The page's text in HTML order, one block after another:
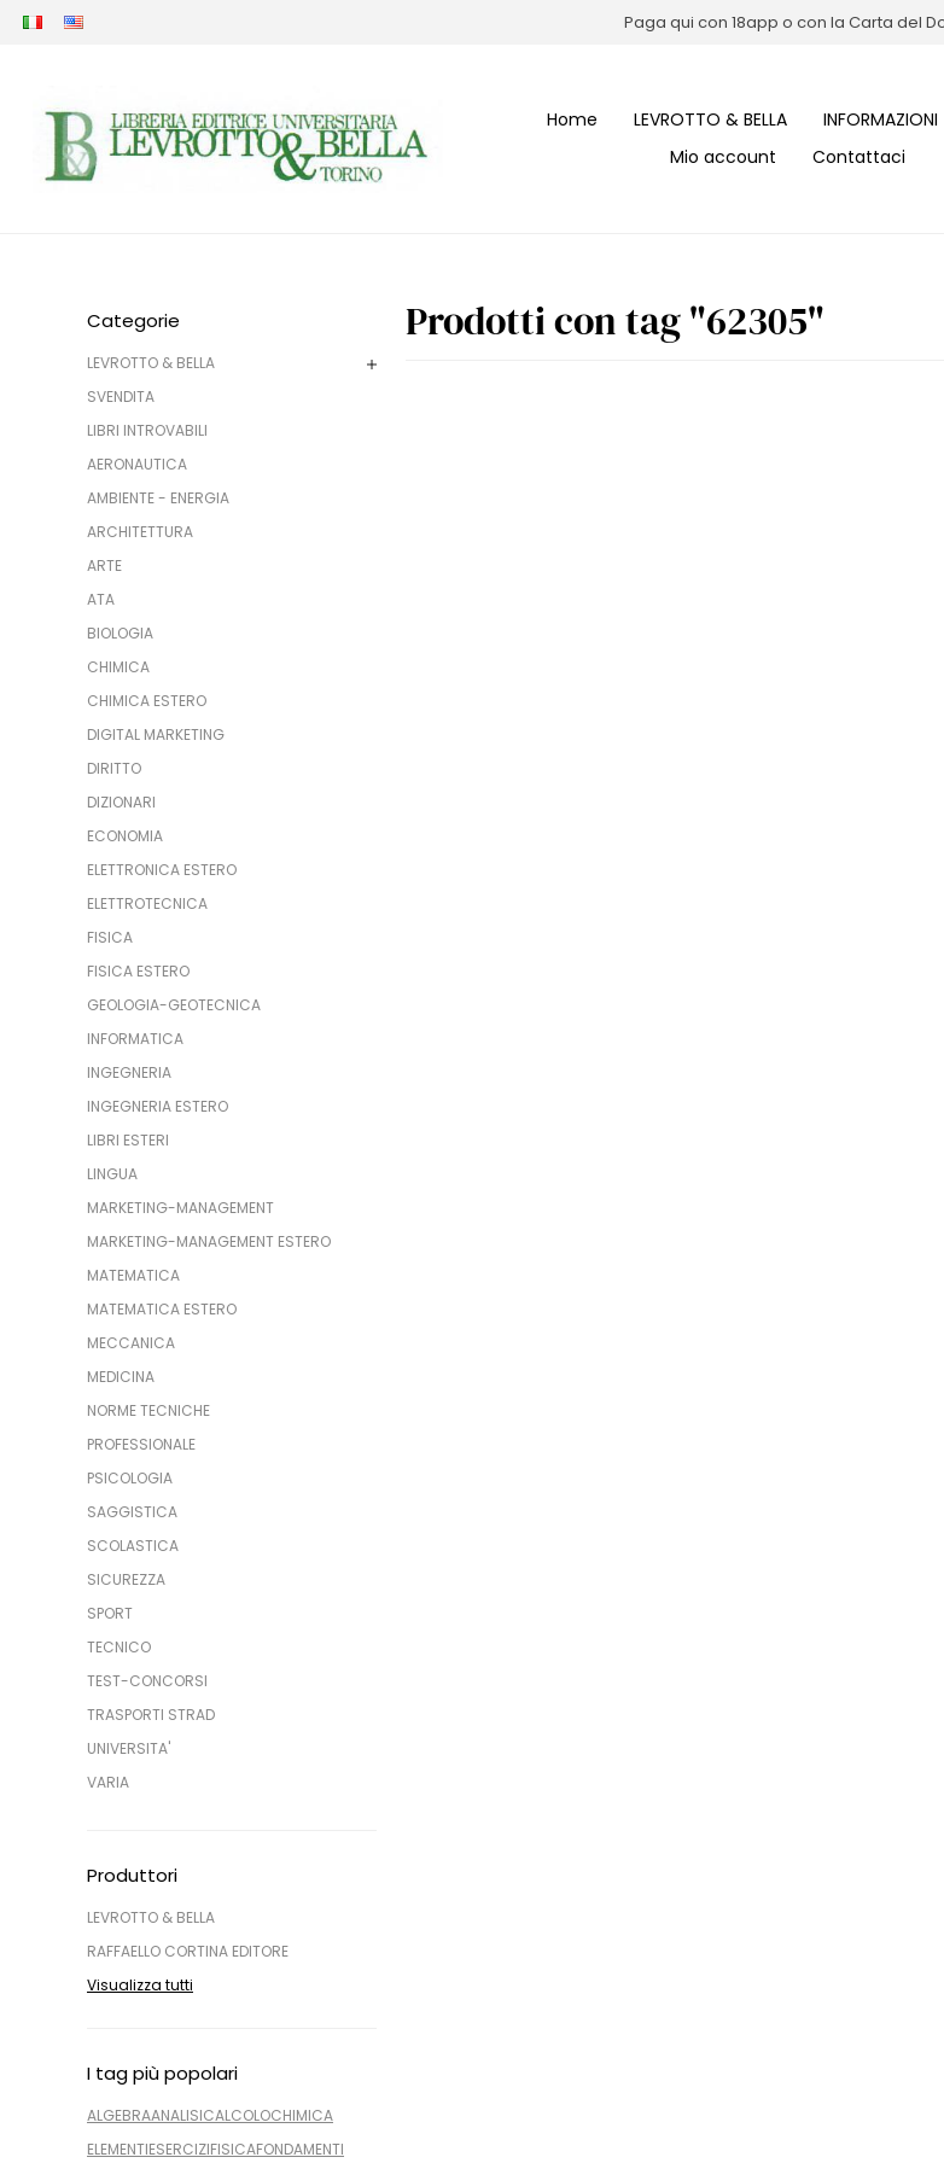
Paga qui con 18app o con la Carta del
Home LEVROTTO & BELLA INFORMAZIONI
Mio account
Contattaci
Categorie
LEVROTTO & BELLA
SVENDITA
LIBRI INTROVABILI
AERONAUTICA
AMBIENTE - ENERGIA
ARCHITETTURA
ARTE
ATA
BIOLOGIA
CHIMICA
CHIMICA ESTERO
DIGITAL MARKETING
DIRITTO
DIZIONARI
ECONOMIA
ELETTRONICA ESTERO
ELETTROTECNICA
FISICA
FISICA ESTERO
GEOLOGIA-GEOTECNICA
INFORMATICA
INGEGNERIA
INGEGNERIA ESTERO
LIBRI ESTERI
LINGUA
MARKETING-MANAGEMENT
MARKETING-MANAGEMENT ESTERO
MATEMATICA
MATEMATICA ESTERO
MECCANICA
MEDICINA
NORME TECNICHE
PROFESSIONALE
PSICOLOGIA
SAGGISTICA
SCOLASTICA
SICUREZZA
SPORT
TECNICO
TEST-CONCORSI
TRASPORTI STRAD
UNIVERSITA'
VARIA
Produttori
LEVROTTO & BELLA
RAFFAELLO CORTINA EDITORE
Visualizza tutti
I tag più popolari
ALGEBRAANALISICALCOLOCHIMICA
ELEMENTIESERCIZIFISICAFONDAMENTI
Prodotti con tag "62305"